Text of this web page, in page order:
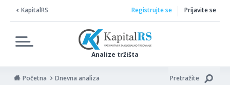
KapitalRS
Analize tržišta
Registrujte se Prijavite se
Početna Dnevna analiza Pretražite